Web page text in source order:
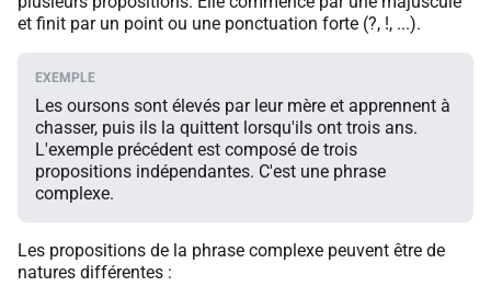
et finit par un point ou une ponctuation forte (?, !, ...).
Les oursons sont élevés par leur mère et apprennent à
chasser, puis ils la quittent lorsqu'ils ont trois ans.
L'exemple précédent est composé de trois
propositions indépendantes. C'est une phrase
complexe.
Les propositions de la phrase complexe peuvent être de
natures différentes :